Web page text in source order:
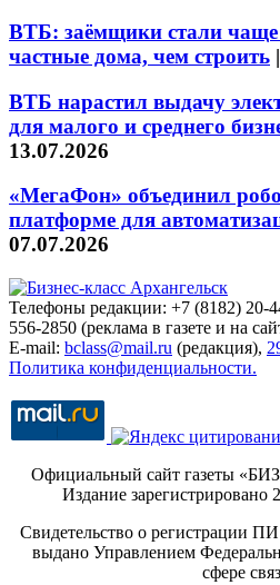
ВТБ: заёмщики стали чаще
частные дома, чем строить |
ВТБ нарастил выдачу
для малого и среднего
13.07.2026
«МегаФон» объединил
платформе для
07.07.2026
Телефоны редакции: +7 (8182) 20-
556-2850 (реклама в газете и на
E-mail: bclass@mail.ru (редакция),
Политика конфиденциальности.
Официальный сайт газеты
Издание зарегистрировано
Свидетельство о регистрации
выдано Управлением
сфере